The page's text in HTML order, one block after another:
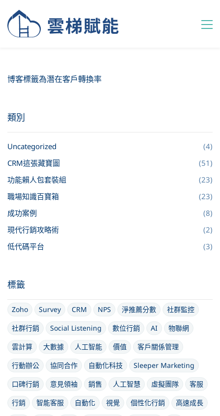
博客標籤為潛在客戶轉換率
類別
Uncategorized
(4)
CRM這張藏寶圖
(51)
功能賴人包套裝組
(23)
職場知識百寶箱
(23)
成功案例
(8)
現代行銷攻略術
(2)
低代碼平台
(3)
標籤
Zoho Survey CRM NPS 淨推薦分數
社群監控
社群行銷
Social Listening 數位行銷 AI
物聯網
雲計算
大數據 人工智能 價值
客戶關係管理
行動辦公
協同合作 自動化科技
Sleeper Marketing
口碑行銷
意見領袖 銷售 人工智慧 虛擬團隊
客服
行銷
智能客服 自動化 視覺 個性化行銷
高速成長